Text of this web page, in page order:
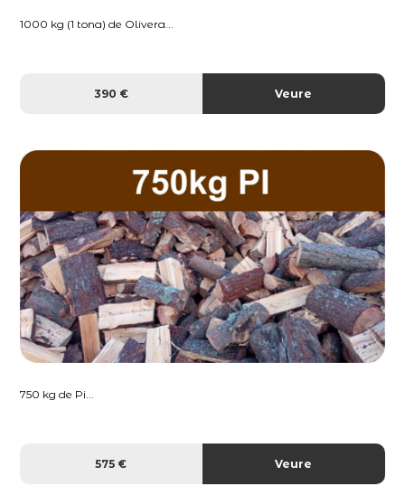
1000 kg (1 tona) de Olivera...
390 € Veure
750 kg de Pi...
575 € Veure